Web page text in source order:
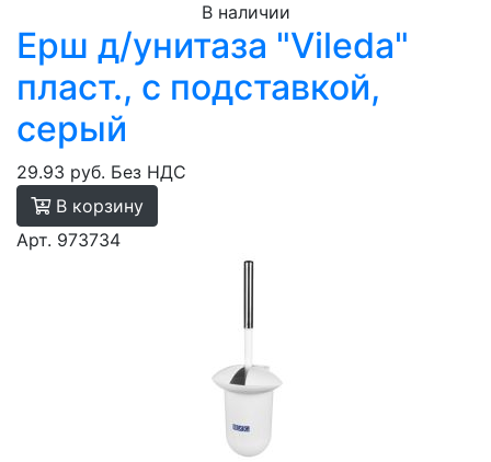
В наличии
Ерш д/унитаза "Vileda"
пласт., с подставкой,
серый
29.93 руб. Без НДС
В корзину
Арт. 973734